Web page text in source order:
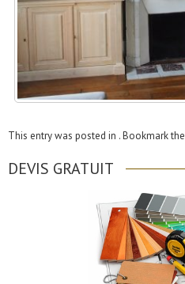
This entry was posted in . Bookmark the
DEVIS GRATUIT